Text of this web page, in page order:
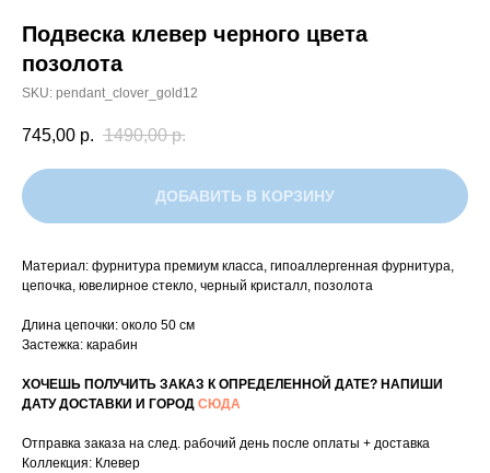
Подвеска клевер черного цвета
позолота
SKU: pendant_clover_gold12
745,00 р. 1490,00 р.
ДОБАВИТЬ В КОРЗИНУ
Материал: фурнитура премиум класса, гипоаллергенная фурнитура,
цепочка, ювелирное стекло, черный кристалл, позолота
Длина цепочки: около 50 см
Застежка: карабин
ХОЧЕШЬ ПОЛУЧИТЬ ЗАКАЗ К ОПРЕДЕЛЕННОЙ ДАТЕ? НАПИШИ
ДАТУ ДОСТАВКИ И ГОРОД СЮДА
Отправка заказа на след. рабочий день после оплаты + доставка
Коллекция: Клевер